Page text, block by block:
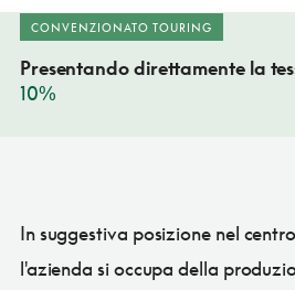
CONVENZIONATO TOURING
Presentando direttamente la
10%
In suggestiva posizione nel
l'azienda si occupa della